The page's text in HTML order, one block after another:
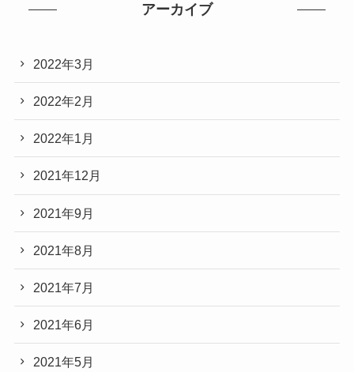
アーカイブ
2022年3月
2022年2月
2022年1月
2021年12月
2021年9月
2021年8月
2021年7月
2021年6月
2021年5月